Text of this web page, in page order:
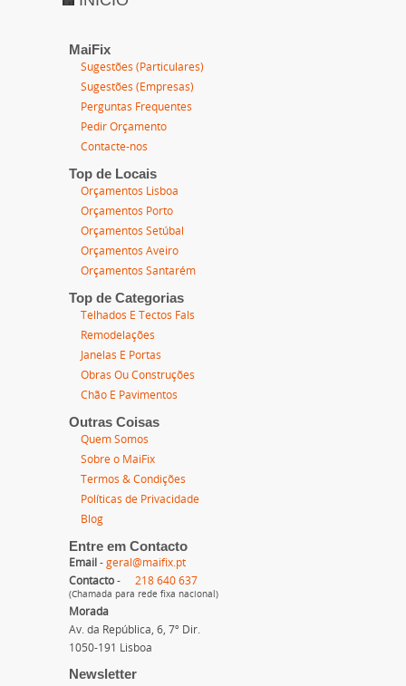
MaiFix
Sugestões (Particulares)
Sugestões (Empresas)
Perguntas Frequentes
Pedir Orçamento
Contacte-nos
Top de Locais
Orçamentos Lisboa
Orçamentos Porto
Orçamentos Setúbal
Orçamentos Aveiro
Orçamentos Santarém
Top de Categorias
Telhados E Tectos Fals
Remodelações
Janelas E Portas
Obras Ou Construções
Chão E Pavimentos
Outras Coisas
Quem Somos
Sobre o MaiFix
Termos & Condições
Políticas de Privacidade
Blog
Entre em Contacto
Email - geral@maifix.pt
Contacto - 218 640 637
(Chamada para rede fixa nacional)
Morada
Av. da República, 6, 7º Dir.
1050-191 Lisboa
Newsletter